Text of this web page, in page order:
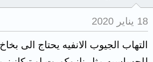
18 يناير 2020
التهاب الجيوب الانفيه يحتاج الى